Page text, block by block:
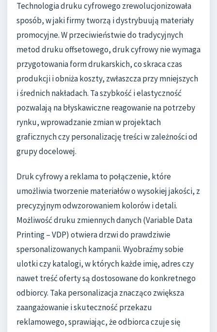
Technologia druku cyfrowego zrewolucjonizowała
sposób, w jaki firmy tworzą i dystrybuują materiały
promocyjne. W przeciwieństwie do tradycyjnych
metod druku offsetowego, druk cyfrowy nie wymaga
przygotowania form drukarskich, co skraca czas
produkcji i obniża koszty, zwłaszcza przy mniejszych
i średnich nakładach. Ta szybkość i elastyczność
pozwalają na błyskawiczne reagowanie na potrzeby
rynku, wprowadzanie zmian w projektach
graficznych czy personalizację treści w zależności od
grupy docelowej.
Druk cyfrowy a reklama to połączenie, które
umożliwia tworzenie materiałów o wysokiej jakości, z
precyzyjnym odwzorowaniem kolorów i detali.
Możliwość druku zmiennych danych (Variable Data
Printing – VDP) otwiera drzwi do prawdziwie
spersonalizowanych kampanii. Wyobraźmy sobie
ulotki czy katalogi, w których każde imię, adres czy
nawet treść oferty są dostosowane do konkretnego
odbiorcy. Taka personalizacja znacząco zwiększa
zaangażowanie i skuteczność przekazu
reklamowego, sprawiając, że odbiorca czuje się